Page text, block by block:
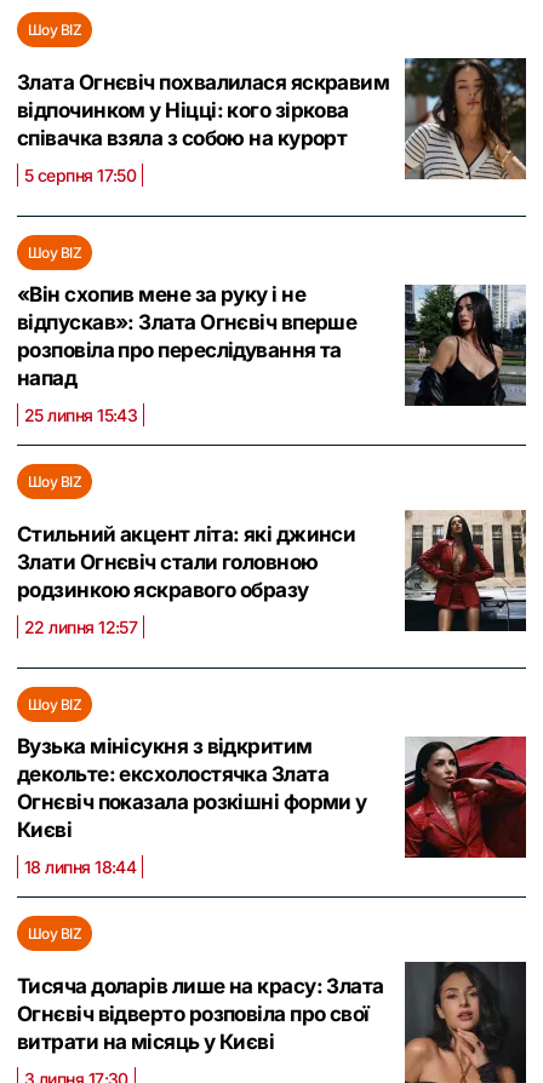
Шоу BIZ
Злата Огнєвіч похвалилася яскравим
відпочинком у Ніцці: кого зіркова
співачка взяла з собою на курорт
5 серпня 17:50
Шоу BIZ
«Він схопив мене за руку і не
відпускав»: Злата Огнєвіч вперше
розповіла про переслідування та
напад
25 липня 15:43
Шоу BIZ
Стильний акцент літа: які джинси
Злати Огнєвіч стали головною
родзинкою яскравого образу
22 липня 12:57
Шоу BIZ
Вузька мінісукня з відкритим
декольте: ексхолостячка Злата
Огнєвіч показала розкішні форми у
Києві
18 липня 18:44
Шоу BIZ
Тисяча доларів лише на красу: Злата
Огнєвіч відверто розповіла про свої
витрати на місяць у Києві
3 липня 17:30